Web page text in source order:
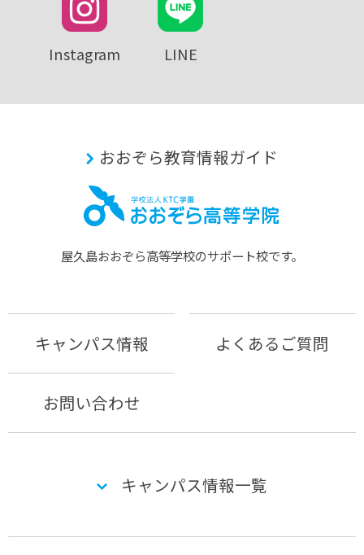
Instagram LINE
おおぞら教育情報ガイド
屋久島おおぞら⾼等学校のサポート校です。
キャンパス情報 よくあるご質問
お問い合わせ
キャンパス情報一覧